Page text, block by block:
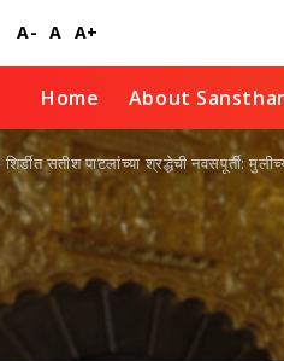
A- A A+
Home About
सतीश पाटलांच्या श्रद्धेची नवसपूर्ती: